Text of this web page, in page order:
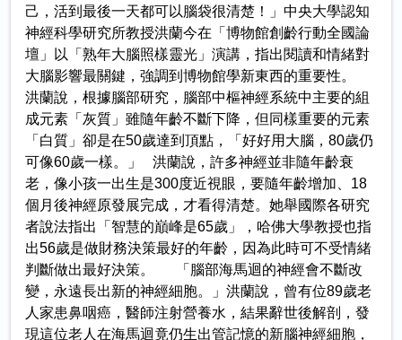
己，活到最後一天都可以腦袋很清楚！」中央大學認知
神經科學研究所教授洪蘭今在「博物館創齡行動全國論
壇」以「熟年大腦照樣靈光」演講，指出閱讀和情緒對
大腦影響最關鍵，強調到博物館學新東西的重要性。
洪蘭說，根據腦部研究，腦部中樞神經系統中主要的組
成元素「灰質」雖隨年齡不斷下降，但同樣重要的元素
「白質」卻是在50歲達到頂點，「好好用大腦，80歲仍
可像60歲一樣。」 洪蘭說，許多神經並非隨年齡衰
老，像小孩一出生是300度近視眼，要隨年齡增加、18
個月後神經原發展完成，才看得清楚。她舉國際各研究
者說法指出「智慧的巔峰是65歲」，哈佛大學教授也指
出56歲是做財務決策最好的年齡，因為此時可不受情緒
判斷做出最好決策。 「腦部海馬迴的神經會不斷改
變，永遠長出新的神經細胞。」洪蘭說，曾有位89歲老
人家患鼻咽癌，醫師注射營養水，結果辭世後解剖，發
現這位老人在海馬迴竟仍生出管記憶的新腦神經細胞，